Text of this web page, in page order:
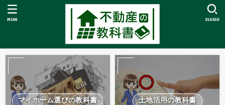
SEARCH
MENU
マイホーム選びの教科書 土地活用の教科書